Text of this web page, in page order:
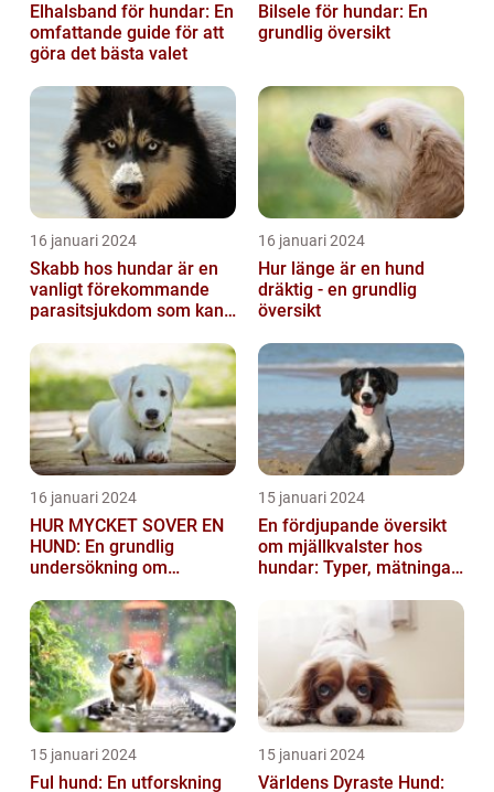
Elhalsband för hundar: En
omfattande guide för att
göra det bästa valet
Bilsele för hundar: En
grundlig översikt
16 januari 2024
Skabb hos hundar är en
vanligt förekommande
parasitsjukdom som kan
och smittsa...
16 januari 2024
Hur länge är en hund
dräktig - en grundlig
översikt
16 januari 2024
HUR MYCKET SOVER EN
HUND: En grundlig
undersökning om
15 januari 2024
En fördjupande översikt
om mjällkvalster hos
hundar: Typer, mätningar
15 januari 2024
Ful hund: En utforskning
15 januari 2024
Världens Dyraste Hund: